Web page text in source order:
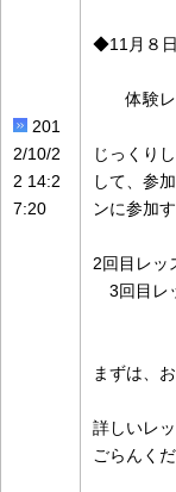
201
2/10/2
2 14:2
7:20
◆11月８
体験レ
じっくり
して、参
ンに参加
2回目レッ
3回目レ
まずは、
詳しいレ
ごらんくだ